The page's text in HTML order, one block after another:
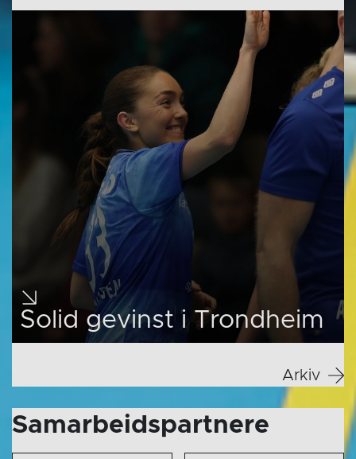
Solid gevinst i Trondheim
Arkiv
Samarbeidspartnere